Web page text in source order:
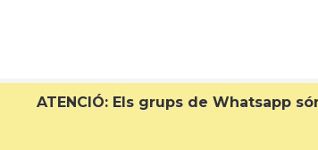
ATENCIÓ: Els grups de Whatsapp